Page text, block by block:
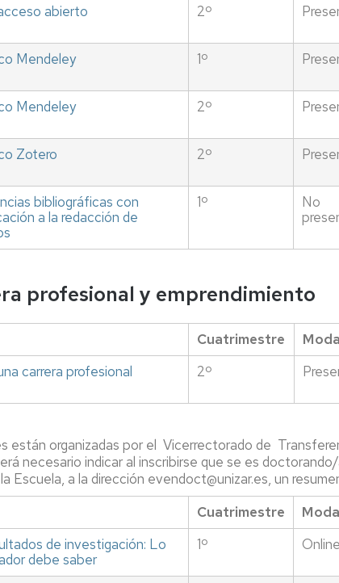
abierto
2º
Mendeley
1º
Mendeley
2º
Zotero
2º
bibliográficas con
a la redacción de
1º
No
profesional y emprendimiento
Cuatrimestre
carrera profesional
2º
están organizadas por el Vicerrectorado de
necesario indicar al inscribirse que se es
Escuela, a la dirección evendoct@unizar.es, un
Cuatrimestre
de investigación: Lo
debe saber
1º Online